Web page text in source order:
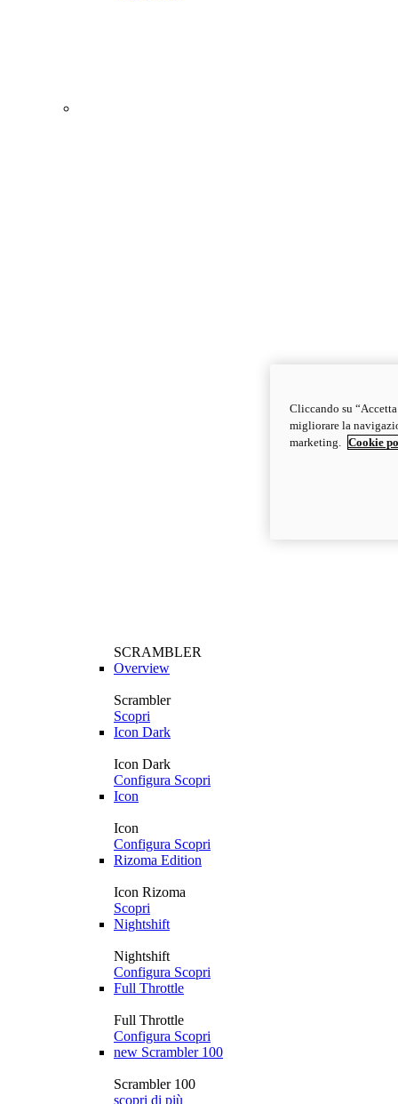
SCRAMBLER
Overview
Scrambler
Scopri
Icon Dark
Icon Dark
Configura Scopri
Icon
Icon
Configura Scopri
Rizoma Edition
Icon Rizoma
Scopri
Nightshift
Nightshift
Configura Scopri
Full Throttle
Full Throttle
Configura Scopri
new Scrambler 100
Scrambler 100
scopri di più
Cliccando su
migliorare la
marketing.
Cookie